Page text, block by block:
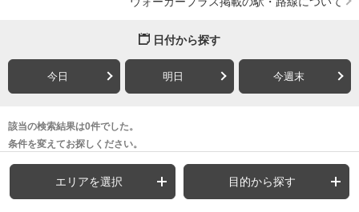
日付から探す
今日 明日 今週末
該当の検索結果は0件でした。
条件を変えてお探しください。
エリアを選択 目的から探す